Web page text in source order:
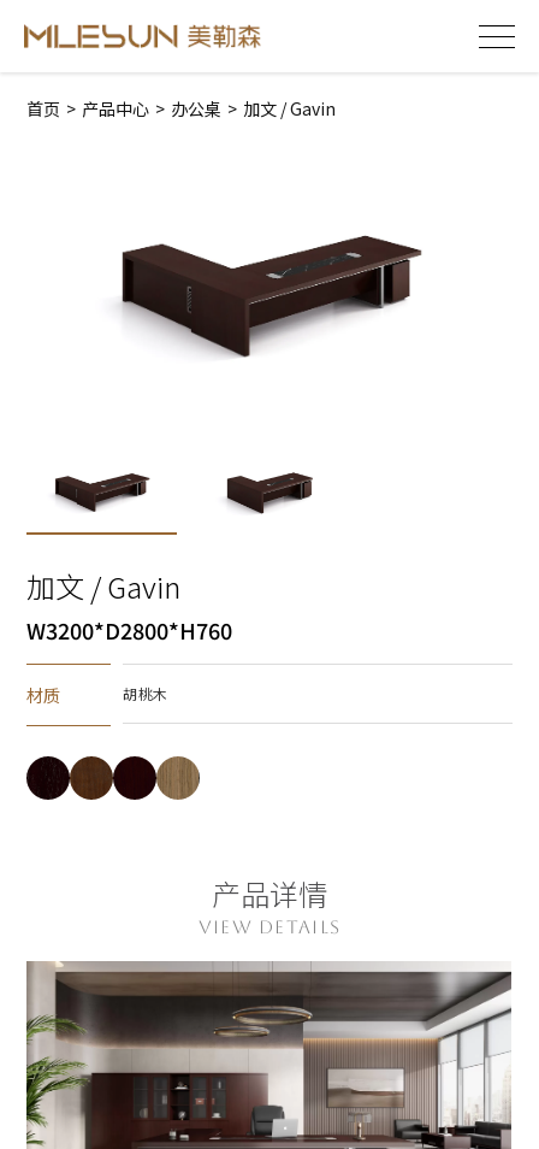
首页 > 产品中心 > 办公桌 > 加文 / Gavin
加文 / Gavin
W3200*D2800*H760
材质 胡桃木
产品详情
VIEW DETAILS